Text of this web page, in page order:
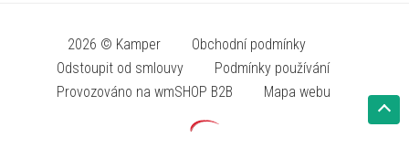
2026 © Kamper
Obchodní podmínky
Odstoupit od smlouvy
Podmínky používání
Provozováno na wmSHOP B2B
Mapa webu